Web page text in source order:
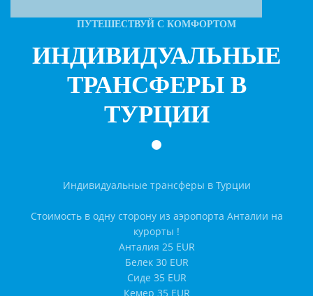
ПУТЕШЕСТВУЙ С КОМФОРТОМ
ИНДИВИДУАЛЬНЫЕ
ТРАНСФЕРЫ В
ТУРЦИИ
Индивидуальные трансферы в Турции
Стоимость в одну сторону из аэропорта Анталии на
курорты !
Анталия 25 EUR
Белек 30 EUR
Сиде 35 EUR
Кемер 35 EUR